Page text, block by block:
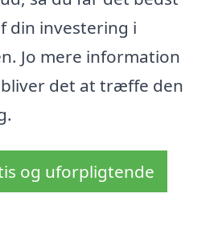
din investering i
Jo mere information
det at træffe den
og uforpligtende